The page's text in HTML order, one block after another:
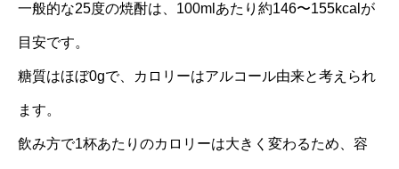
一般的な25度の焼酎は、100mlあたり約146〜155kcalが
目安です。
糖質はほぼ0gで、カロリーはアルコール由来と考えられ
ます。
飲み方で1杯あたりのカロリーは大きく変わるため、容